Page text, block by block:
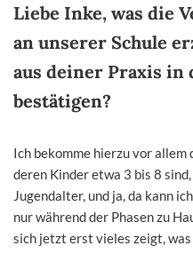
Liebe Inke, was die
an unserer Schule
aus deiner Praxis in
bestätigen?
Ich bekomme hierzu vor allem
deren Kinder etwa 3 bis 8
Jugendalter, und ja, da kann
nur während der Phasen zu
sich jetzt erst vieles zeigt,